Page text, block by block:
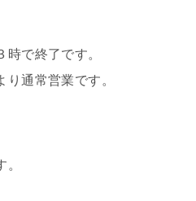
時で終了です。
通常営業です。